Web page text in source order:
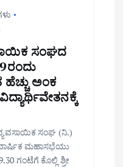
ಸಂಘದ
ಅಂಕ
ಸಂಘ (ನಿ.)
ಮಹಾಸಭೆಯು
ಗಂಟೆಗೆ ಕೊಲ್ಲಿ ಶ್ರೀ